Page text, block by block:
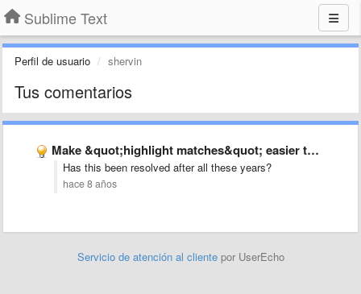
Sublime Text
Perfil de usuario shervin
Tus comentarios
Make &quot;highlight matches&quot; easier to see
Has this been resolved after all these years?
hace 8 años
Servicio de atención al cliente por UserEcho